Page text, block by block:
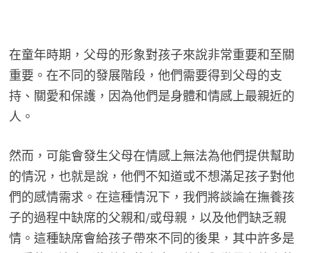
在童年時期，父母的形象對孩子來說非常重要和至關
重要。在不同的發展階段，他們需要得到父母的支
持、關愛和保護，因為他們是身體和情感上最親近的
人。
然而，可能會發生父母在情感上無法為他們提供幫助
的情況，也就是說，他們不知道或不想滿足孩子對他
們的感情需求。在這種情況下，我們將談論在撫養孩
子的過程中缺席的父親和/或母親，以及他們缺乏親
情。這種缺席會給孩子帶來不同的後果，其中許多是